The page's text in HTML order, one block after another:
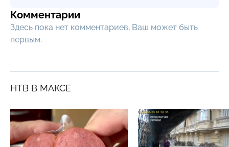
Комментарии
Здесь пока нет комментариев, Ваш может быть
первым.
НТВ В МАКСЕ